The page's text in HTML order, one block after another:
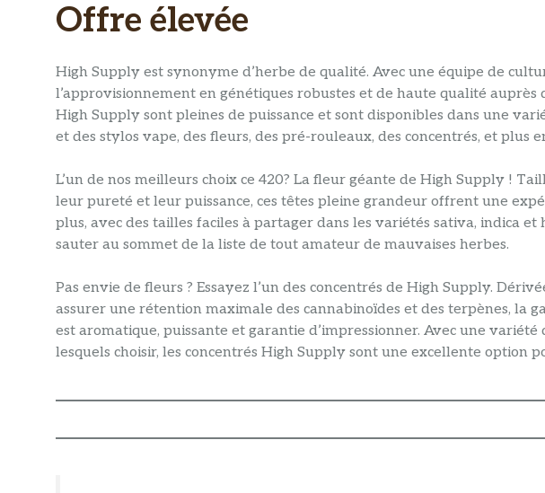
Offre élevée
High Supply est synonyme d’herbe de qualité. Avec une équipe de
l’approvisionnement en génétiques robustes et de haute qualité auprès
High Supply sont pleines de puissance et sont disponibles dans une
et des stylos vape, des fleurs, des pré-rouleaux, des concentrés, et plus
L’un de nos meilleurs choix ce 420? La fleur géante de High Supply !
leur pureté et leur puissance, ces têtes pleine grandeur offrent une
plus, avec des tailles faciles à partager dans les variétés sativa, indica et
sauter au sommet de la liste de tout amateur de mauvaises herbes.
Pas envie de fleurs ? Essayez l’un des concentrés de High Supply.
assurer une rétention maximale des cannabinoïdes et des terpènes, la
est aromatique, puissante et garantie d’impressionner. Avec une
lesquels choisir, les concentrés High Supply sont une excellente option